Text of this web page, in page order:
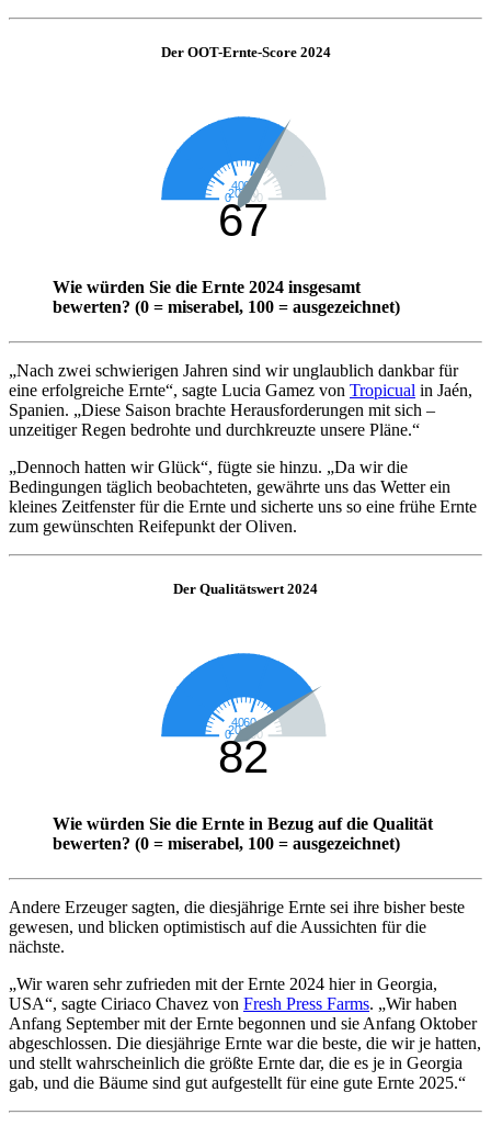
Der OOT-Ernte-Score 2024
Wie würden Sie die Ernte 2024 insgesamt
bewerten? (0 = miserabel, 100 = ausgezeichnet)
„Nach zwei schwierigen Jahren sind wir unglaublich dankbar für
eine erfolgreiche Ernte“, sagte Lucia Gamez von Tropicual in Jaén,
Spanien. „Diese Saison brachte Herausforderungen mit sich –
unzeitiger Regen bedrohte und durchkreuzte unsere Pläne.“
„Dennoch hatten wir Glück“, fügte sie hinzu. „Da wir die
Bedingungen täglich beobachteten, gewährte uns das Wetter ein
kleines Zeitfenster für die Ernte und sicherte uns so eine frühe Ernte
zum gewünschten Reifepunkt der Oliven.
Der Qualitätswert 2024
Wie würden Sie die Ernte in Bezug auf die Qualität
bewerten? (0 = miserabel, 100 = ausgezeichnet)
Andere Erzeuger sagten, die diesjährige Ernte sei ihre bisher beste
gewesen, und blicken optimistisch auf die Aussichten für die
nächste.
„Wir waren sehr zufrieden mit der Ernte 2024 hier in Georgia,
USA“, sagte Ciriaco Chavez von Fresh Press Farms. „Wir haben
Anfang September mit der Ernte begonnen und sie Anfang Oktober
abgeschlossen. Die diesjährige Ernte war die beste, die wir je hatten,
und stellt wahrscheinlich die größte Ernte dar, die es je in Georgia
gab, und die Bäume sind gut aufgestellt für eine gute Ernte 2025.“